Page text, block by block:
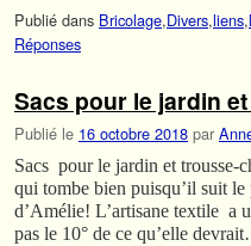
Publié dans Bricolage,Divers,liens,
Réponses
Sacs pour le jardin
Publié le 16 octobre 2018 par
Sacs pour le jardin et trousse-
qui tombe bien puisqu’il suit
d’Amélie! L’artisane textile a
pas le 10° de ce qu’elle